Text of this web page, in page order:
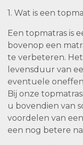
1. Wat is een
Een topmatras is
bovenop een
te verbeteren.
levensduur van
eventuele
Bij onze
u bovendien van
voordelen van
een nog betere